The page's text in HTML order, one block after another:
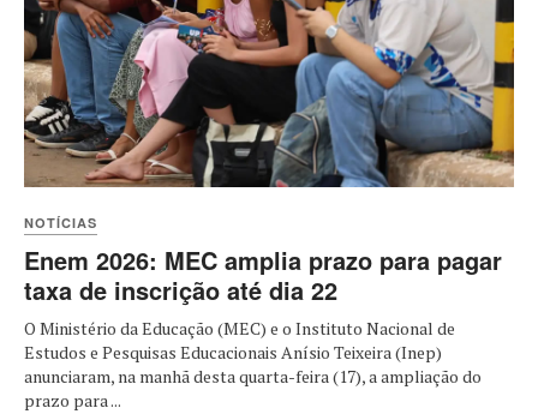
NOTÍCIAS
Enem 2026: MEC amplia prazo para pagar
taxa de inscrição até dia 22
O Ministério da Educação (MEC) e o Instituto Nacional de
Estudos e Pesquisas Educacionais Anísio Teixeira (Inep)
anunciaram, na manhã desta quarta-feira (17), a ampliação do
prazo para ...